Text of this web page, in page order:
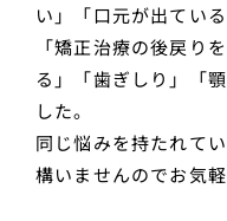
い」「口元が出てい
「矯正治療の後戻り
る」「歯ぎしり」「
した。
同じ悩みを持たれて
構いませんのでお気